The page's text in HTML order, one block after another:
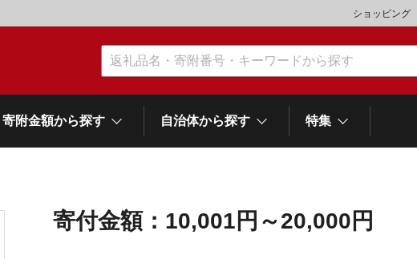
ショッピング
寄附金額から探す 自治体から探す 特集
寄付金額：10,001円～20,000円